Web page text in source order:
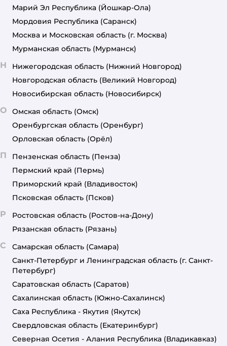
Марий Эл Республика (Йошкар-Ола)
Мордовия Республика (Саранск)
Москва и Московская область (г. Москва)
Мурманская область (Мурманск)
Н Нижегородская область (Нижний Новгород)
Новгородская область (Великий Новгород)
Новосибирская область (Новосибирск)
О Омская область (Омск)
Оренбургская область (Оренбург)
Орловская область (Орёл)
П Пензенская область (Пенза)
Пермский край (Пермь)
Приморский край (Владивосток)
Псковская область (Псков)
Р Ростовская область (Ростов-на-Дону)
Рязанская область (Рязань)
С Самарская область (Самара)
Санкт-Петербург и Ленинградская область (г. Санкт-
Петербург)
Саратовская область (Саратов)
Сахалинская область (Южно-Сахалинск)
Саха Республика - Якутия (Якутск)
Свердловская область (Екатеринбург)
Северная Осетия - Алания Республика (Владикавказ)